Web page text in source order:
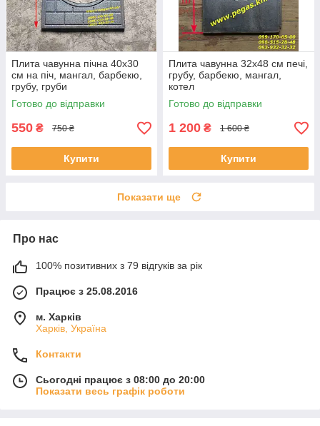
Плита чавунна пічна 40х30
см на піч, мангал, барбекю,
грубу, груби
Готово до відправки
550 ₴ 750 ₴
Купити
Плита чавунна 32х48 см печі,
грубу, барбекю, мангал,
котел
Готово до відправки
1 200 ₴ 1 600 ₴
Купити
Показати ще
Про нас
100% позитивних з 79 відгуків за рік
Працює з 25.08.2016
м. Харків
Харків, Україна
Контакти
Сьогодні працює з 08:00 до 20:00
Показати весь графік роботи